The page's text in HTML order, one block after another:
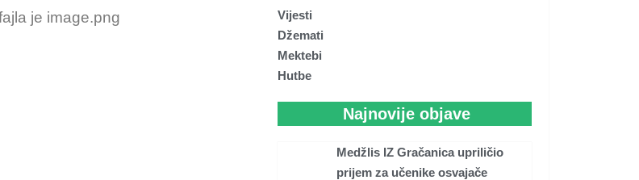
Vijesti
Džemati
Mektebi
Hutbe
Najnovije objave
Medžlis IZ Gračanica upriličio
prijem za učenike osvajače